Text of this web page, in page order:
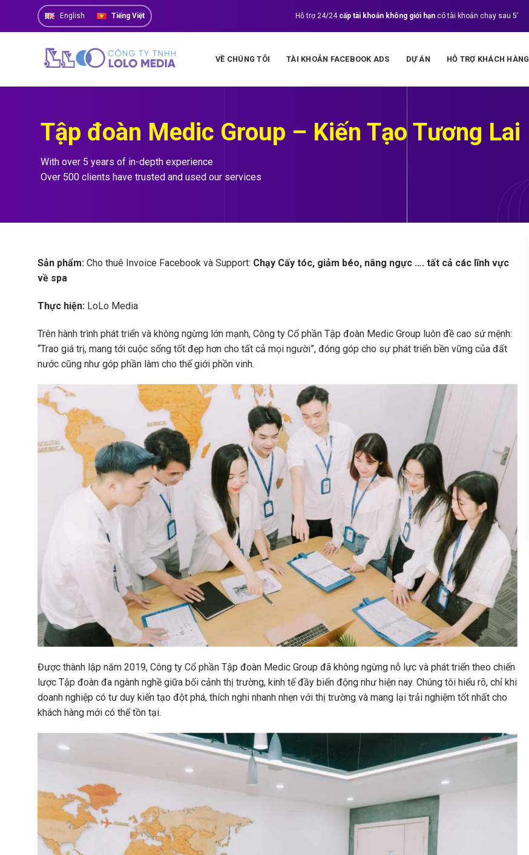
English Tiếng Việt Hỗ trợ 24/24 cấp tài khoản không giới hạncó tài khoản chạy sau 5'
VỀ CHÚNG TÔI TÀI KHOẢN FACEBOOK ADS DỰ ÁN HỖ TRỢ KHÁCH HÀNG
Tập đoàn Medic Group – Kiến Tạo Tương Lai
With over 5 years of in-depth experience
Over 500 clients have trusted and used our services
Sản phẩm: Cho thuê Invoice Facebook và Support: Chạy Cấy tóc, giảm béo, nâng ngực …. tất cả các lĩnh vực
về spa
Thực hiện: LoLo Media
Trên hành trình phát triển và không ngừng lớn mạnh, Công ty Cổ phần Tập đoàn Medic Group luôn đề cao sứ mệnh:
“Trao giá trị, mang tới cuộc sống tốt đẹp hơn cho tất cả mọi người”, đóng góp cho sự phát triển bền vững của đất
nước cũng như góp phần làm cho thế giới phồn vinh.
Được thành lập năm 2019, Công ty Cổ phần Tập đoàn Medic Group đã không ngừng nỗ lực và phát triển theo chiến
lược Tập đoàn đa ngành nghề giữa bối cảnh thị trường, kinh tế đầy biến động như hiện nay. Chúng tôi hiểu rõ, chỉ khi
doanh nghiệp có tư duy kiến tạo đột phá, thích nghi nhanh nhẹn với thị trường và mang lại trải nghiệm tốt nhất cho
khách hàng mới có thể tồn tại.